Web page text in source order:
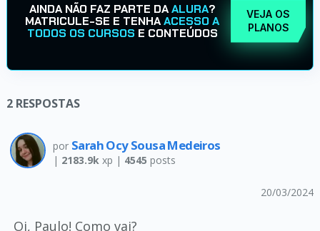
AINDA NÃO FAZ PARTE DAALURA?
MATRICULE-SE E TENHAACESSO A
TODOS OS CURSOS E CONTEÚDOS
VEJA OS
PLANOS
2 RESPOSTAS
por Sarah Ocy Sousa Medeiros
| 2183.9kxp | 4545 posts
20/03/2024
Oi, Paulo! Como vai?